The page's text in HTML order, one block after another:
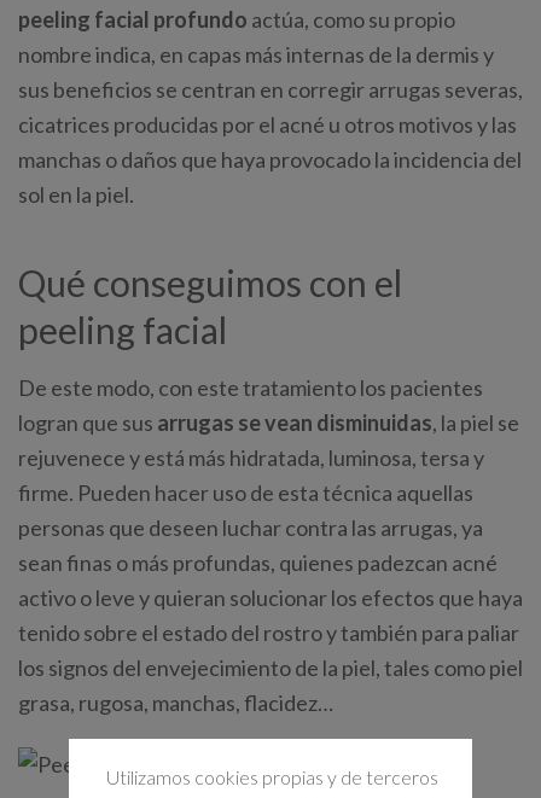
peeling facial profundo actúa, como su propio
nombre indica, en capas más internas de la dermis y
sus beneficios se centran en corregir arrugas severas,
cicatrices producidas por el acné u otros motivos y las
manchas o daños que haya provocado la incidencia del
sol en la piel.
Qué conseguimos con el
peeling facial
De este modo, con este tratamiento los pacientes
logran que sus arrugas se vean disminuidas, la piel se
rejuvenece y está más hidratada, luminosa, tersa y
firme. Pueden hacer uso de esta técnica aquellas
personas que deseen luchar contra las arrugas, ya
sean finas o más profundas, quienes padezcan acné
activo o leve y quieran solucionar los efectos que haya
tenido sobre el estado del rostro y también para paliar
los signos del envejecimiento de la piel, tales como piel
grasa, rugosa, manchas, flacidez…
Utilizamos cookies propias y de terceros